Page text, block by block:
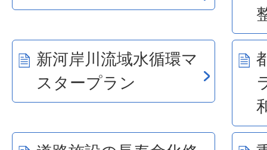
新河岸川流域水循環マ
スタープラン